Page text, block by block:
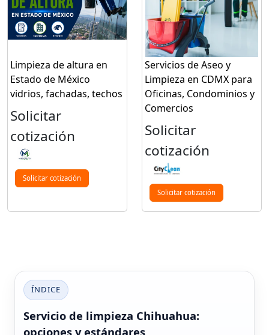
Limpieza de altura en
Estado de México
vidrios, fachadas, techos
Solicitar
cotización
Solicitar cotización
Servicios de Aseo y
Limpieza en CDMX para
Oficinas, Condominios y
Comercios
Solicitar
cotización
Solicitar cotización
ÍNDICE
Servicio de limpieza Chihuahua:
opciones y estándares